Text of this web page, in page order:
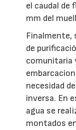
el caudal de
mm del
Finalmente,
de
comunitaria
necesidad
inversa. En
agua se
montados